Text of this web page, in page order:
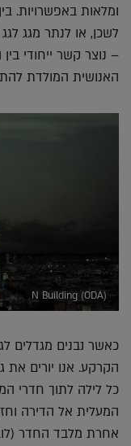
ומלאות באפשרויות.
לשכן, או לנתר מגג
– נוצר קשר ייחודי
האנושית המולדת
N Building (ODA)
כאשר נבנים מגדלים
הקרקע. אנו יורים את
כל לילה לתוך חדרי
המעלית אל הדירה
אחרת מלבד החדר